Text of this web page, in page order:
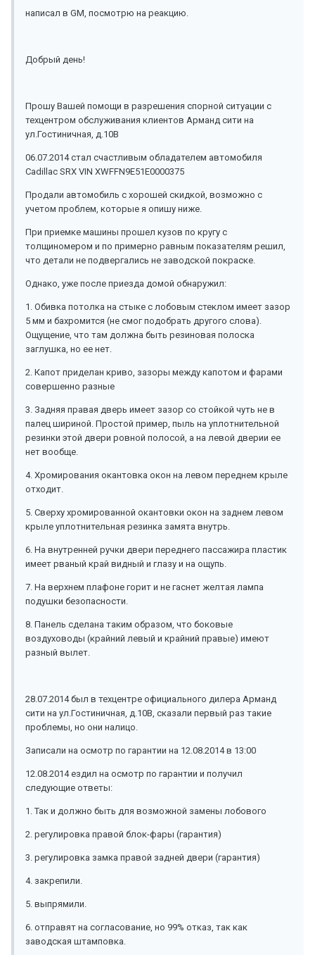
написал в GM, посмотрю на реакцию.
Добрый день!
Прошу Вашей помощи в разрешения спорной ситуации с
техцентром обслуживания клиентов Арманд сити на
ул.Гостиничная, д.10В
06.07.2014 стал счастливым обладателем автомобиля
Cadillac SRX VIN XWFFN9E51E0000375
Продали автомобиль с хорошей скидкой, возможно с
учетом проблем, которые я опишу ниже.
При приемке машины прошел кузов по кругу с
толщиномером и по примерно равным показателям решил,
что детали не подвергались не заводской покраске.
Однако, уже после приезда домой обнаружил:
1. Обивка потолка на стыке с лобовым стеклом имеет зазор
5 мм и бахромится (не смог подобрать другого слова).
Ощущение, что там должна быть резиновая полоска
заглушка, но ее нет.
2. Капот приделан криво, зазоры между капотом и фарами
совершенно разные
3. Задняя правая дверь имеет зазор со стойкой чуть не в
палец шириной. Простой пример, пыль на уплотнительной
резинки этой двери ровной полосой, а на левой дверии ее
нет вообще.
4. Хромирования окантовка окон на левом переднем крыле
отходит.
5. Сверху хромированной окантовки окон на заднем левом
крыле уплотнительная резинка замята внутрь.
6. На внутренней ручки двери переднего пассажира пластик
имеет рваный край видный и глазу и на ощупь.
7. На верхнем плафоне горит и не гаснет желтая лампа
подушки безопасности.
8. Панель сделана таким образом, что боковые
воздуховоды (крайний левый и крайний правые) имеют
разный вылет.
28.07.2014 был в техцентре официального дилера Арманд
сити на ул.Гостиничная, д.10В, сказали первый раз такие
проблемы, но они налицо.
Записали на осмотр по гарантии на 12.08.2014 в 13:00
12.08.2014 ездил на осмотр по гарантии и получил
следующие ответы:
1. Так и должно быть для возможной замены лобового
2. регулировка правой блок-фары (гарантия)
3. регулировка замка правой задней двери (гарантия)
4. закрепили.
5. выпрямили.
6. отправят на согласование, но 99% отказ, так как
заводская штамповка.